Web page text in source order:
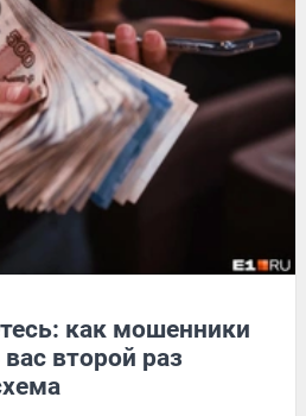
как мошенники
второй раз